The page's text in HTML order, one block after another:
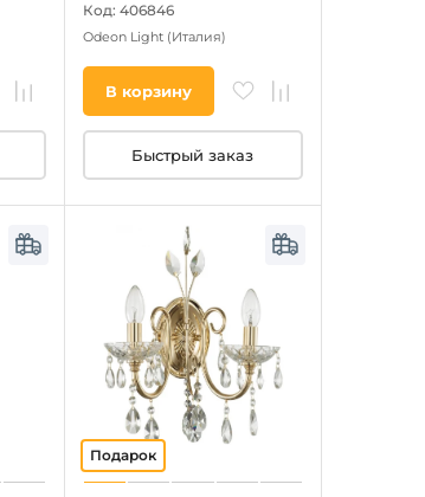
Код: 406846
Odeon Light (Италия)
В корзину
Быстрый заказ